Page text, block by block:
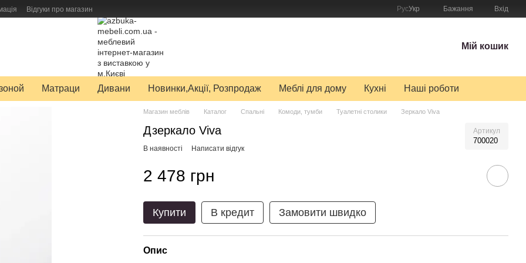
Відгуки про магазин
РусУкр Бажання Вхід
Мій кошик
Матраци Дивани Новинки,Акції, Розпродаж Меблі для дому Кухні Наші роботи
Магазин меблів Каталог Спальні Комоди, тумби Туалетні столики Зеркало Viva
Дзеркало Viva Артикул
700020
В наявності Написати відгук
2 478 грн
Купити В кредит Замовити швидко
Опис